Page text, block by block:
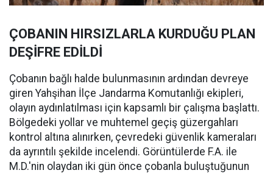
ÇOBANIN HIRSIZLARLA KURDUĞU PLAN
DEŞİFRE EDİLDİ
Çobanın bağlı halde bulunmasının ardından devreye
giren Yahşihan İlçe Jandarma Komutanlığı ekipleri,
olayın aydınlatılması için kapsamlı bir çalışma başlattı.
Bölgedeki yollar ve muhtemel geçiş güzergahları
kontrol altına alınırken, çevredeki güvenlik kameraları
da ayrıntılı şekilde incelendi. Görüntülerde F.A. ile
M.D.'nin olaydan iki gün önce çobanla buluştuğunun